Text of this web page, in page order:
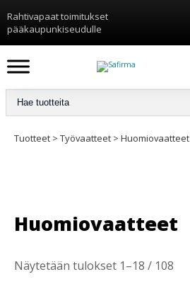
Rahtivapaat toimitukset
pääkaupunkiseudulle
Tuotteet > Työvaatteet > Huomiovaatteet
Huomiovaatteet
Näytetään tulokset 1–18 / 108